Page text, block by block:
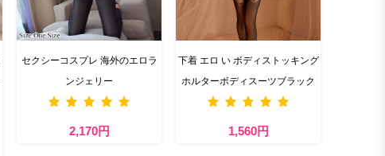
セクシーコスプレ 海外のエロラ
ンジェリー
2,170円
下着 エロ い ボディストッキング
ホルターボディスーツブラック
1,560円